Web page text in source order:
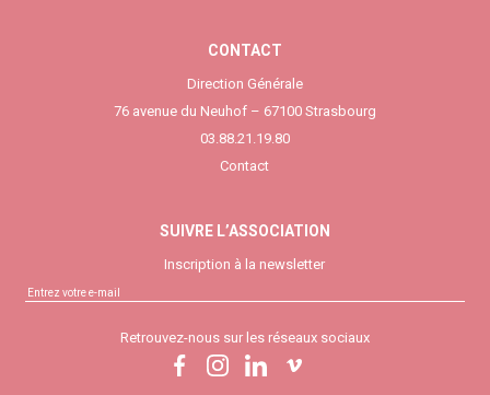
CONTACT
Direction Générale
76 avenue du Neuhof – 67100 Strasbourg
03.88.21.19.80
Contact
SUIVRE L’ASSOCIATION
Inscription à la newsletter
Retrouvez-nous sur les réseaux sociaux